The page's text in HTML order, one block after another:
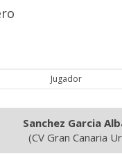
Jugador
Sanchez Garcia
(CV Gran Canaria